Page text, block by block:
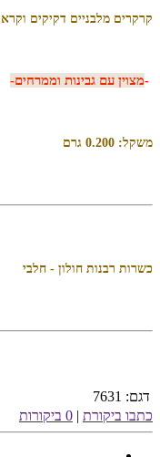
קרקרים מלבניים דקיקים
-מצוין עם גבינות וממרחים-
משקל: 0.200 גרם
כשרות רבנות חולון - חלבי
דגם: 7631
כתבו ביקורת | 0 ביקורות